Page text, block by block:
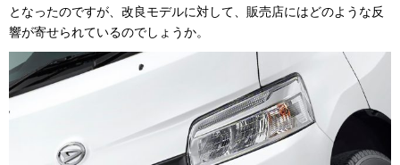
となったのですが、改良モデルに対して、販売店にはどのような反
響が寄せられているのでしょうか。